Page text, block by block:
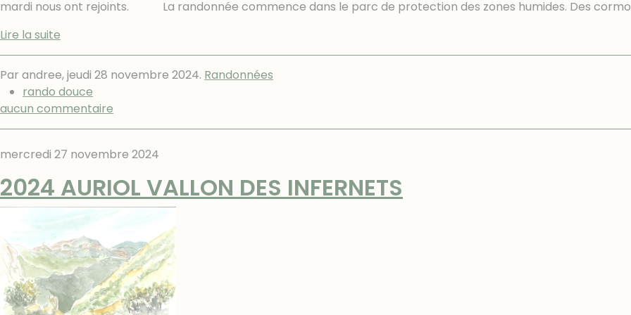
mardi nous ont rejoints. La randonnée commence dans le parc de protection des zones humides. Des
Lire la suite
Par andree,jeudi 28 novembre 2024. Randonnées
rando douce
aucun commentaire
mercredi 27 novembre 2024
2024 AURIOL VALLON DES INFERNETS